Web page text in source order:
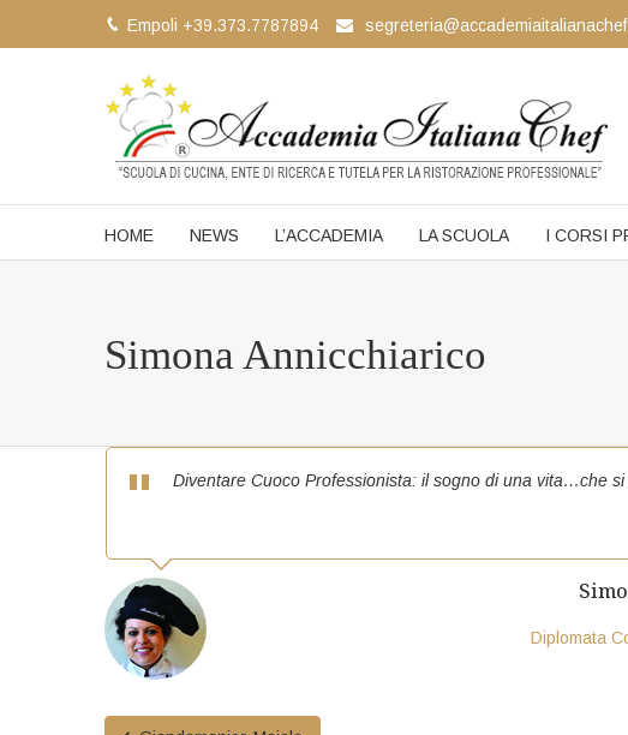
Empoli +39.373.7787894
HOME NEWS L’ACCADEMIA LA SCUOLA I CORSI
Simona Annicchiarico
Diventare Cuoco Professionista: il sogno di una vita…che si
Diplomata